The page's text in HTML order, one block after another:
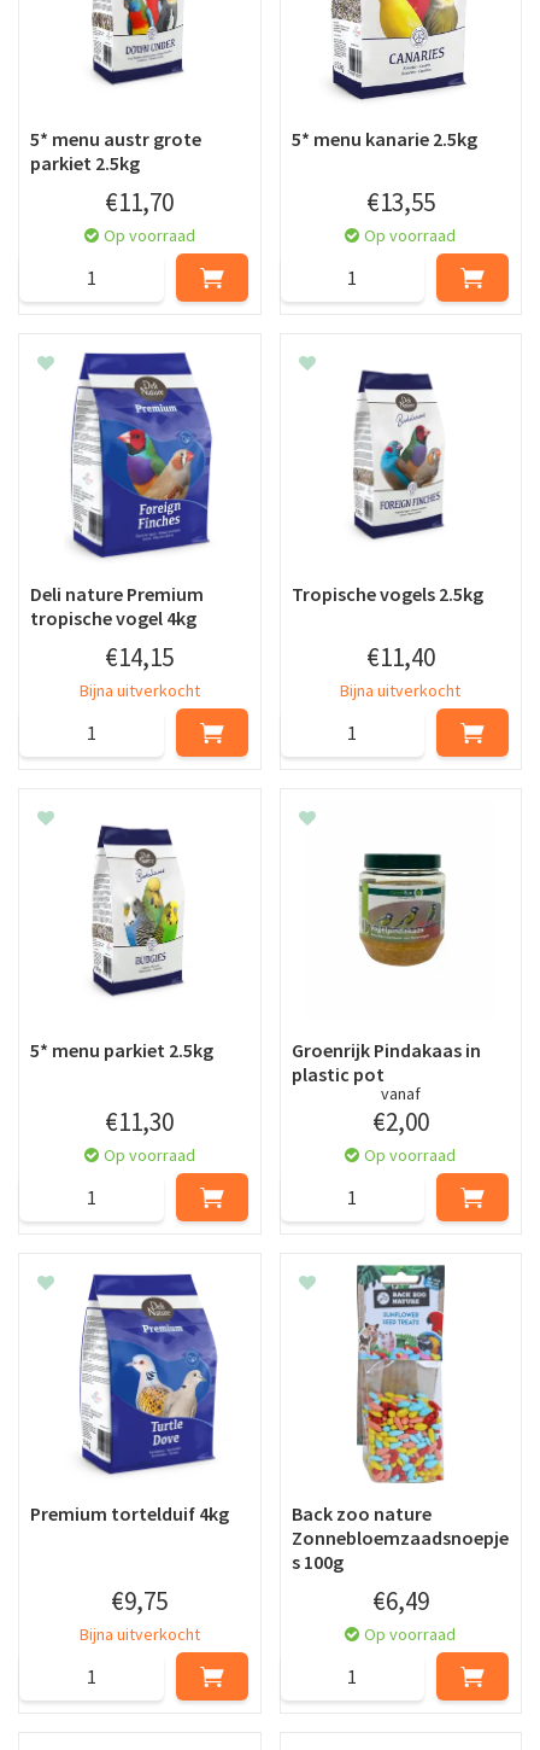
5* menu austr grote
parkiet 2.5kg
€11,70
Op voorraad
5* menu kanarie 2.5kg
€13,55
Op voorraad
Deli nature Premium
tropische vogel 4kg
€14,15
Bijna uitverkocht
Tropische vogels 2.5kg
€11,40
Bijna uitverkocht
5* menu parkiet 2.5kg
€11,30
Op voorraad
Groenrijk Pindakaas in
plastic pot
vanaf
€2,00
Op voorraad
Premium tortelduif 4kg
€9,75
Bijna uitverkocht
Back zoo nature
Zonnebloemzaadsnoepje
s 100g
€6,49
Op voorraad